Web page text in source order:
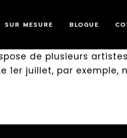
SUR MESURE BLOGUE
de plusieurs
1er juillet, par exemple,